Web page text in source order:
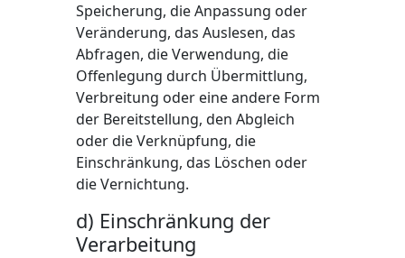
Speicherung, die Anpassung oder
Veränderung, das Auslesen, das
Abfragen, die Verwendung, die
Offenlegung durch Übermittlung,
Verbreitung oder eine andere Form
der Bereitstellung, den Abgleich
oder die Verknüpfung, die
Einschränkung, das Löschen oder
die Vernichtung.
d) Einschränkung der
Verarbeitung